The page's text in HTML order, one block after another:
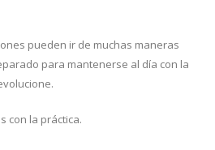
pueden ir de muchas maneras
para mantenerse al día con la
con la práctica.